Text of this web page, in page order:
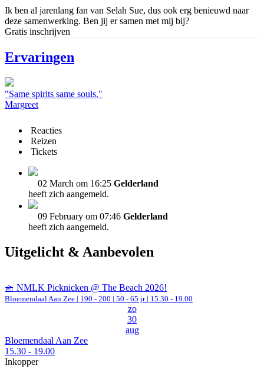
Ik ben al jarenlang fan van Selah Sue, dus ook erg benieuwd naar
deze samenwerking. Ben jij er samen met mij bij?
Gratis inschrijven
Ervaringen
"Same spirits same souls."
Margreet
Reacties
Reizen
Tickets
02 March om 16:25 Gelderland
heeft zich aangemeld.
09 February om 07:46 Gelderland
heeft zich aangemeld.
Uitgelicht & Aanbevolen
🧺 NMLK Picknicken @ The Beach 2026!
Bloemendaal Aan Zee | 190 - 200 | 50 - 65 jr | 15.30 - 19.00
zo
30
aug
Bloemendaal Aan Zee
15.30 - 19.00
Inkopper